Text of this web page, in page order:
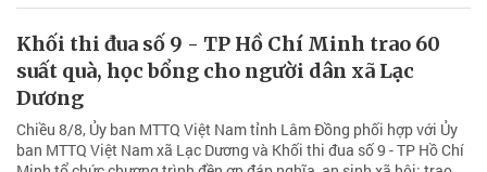
Khối thi đua số 9 - TP Hồ Chí Minh trao 60
suất quà, học bổng cho người dân xã Lạc
Dương
Chiều 8/8, Ủy ban MTTQ Việt Nam tỉnh Lâm Đồng phối hợp với Ủy
ban MTTQ Việt Nam xã Lạc Dương và Khối thi đua số 9 - TP Hồ Chí